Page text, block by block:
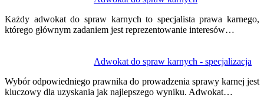
Każdy adwokat do spraw karnych to specjalista prawa karnego,
którego głównym zadaniem jest reprezentowanie interesów…
Adwokat do spraw karnych - specjalizacja
Wybór odpowiedniego prawnika do prowadzenia sprawy karnej jest
kluczowy dla uzyskania jak najlepszego wyniku. Adwokat…